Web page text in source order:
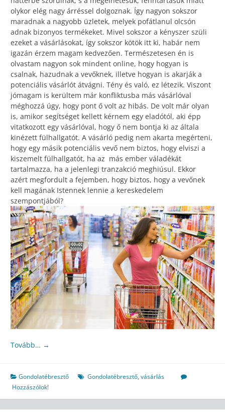
olykor elég nagy árréssel dolgoznak. Így nagyon sokszor
maradnak a nagyobb üzletek, melyek pofátlanul olcsón
adnak bizonyos termékeket. Mivel sokszor a kényszer szüli
ezeket a vásárlásokat, így sokszor kötök itt ki, habár nem
igazán érzem magam kedvezően. Természetesen én is
olvastam nagyon sok mindent online, hogy hogyan is
csalnak, hazudnak a vevőknek, illetve hogyan is akarják a
potenciális vásárlót átvágni. Tény és való, ez létezik. Viszont
jómagam is kerültem már konfliktusba más vásárlóval
méghozzá úgy, hogy pont ő volt az hibás. De volt már olyan
is, amikor segítséget kellett kérnem egy eladótól, aki épp
vitatkozott egy vásárlóval, hogy ő nem bontja ki az általa
kinézett fülhallgatót. A vásárló pedig nem akarta megérteni,
hogy egy másik potenciális vevő nem biztos, hogy elviszi a
kiszemelt fülhallgatót, ha az más ember váladékát
tartalmazza, ha a jelenlegi tranzakció meghiúsul. Ekkor
azért megfordult a fejemben, hogy biztos, hogy a vevőnek
kell magának Istennek lennie a kereskedelem
szempontjából?
Tovább… →
Gondolatébresztő Gondolatébresztő,vásárlás
Hozzászólok!